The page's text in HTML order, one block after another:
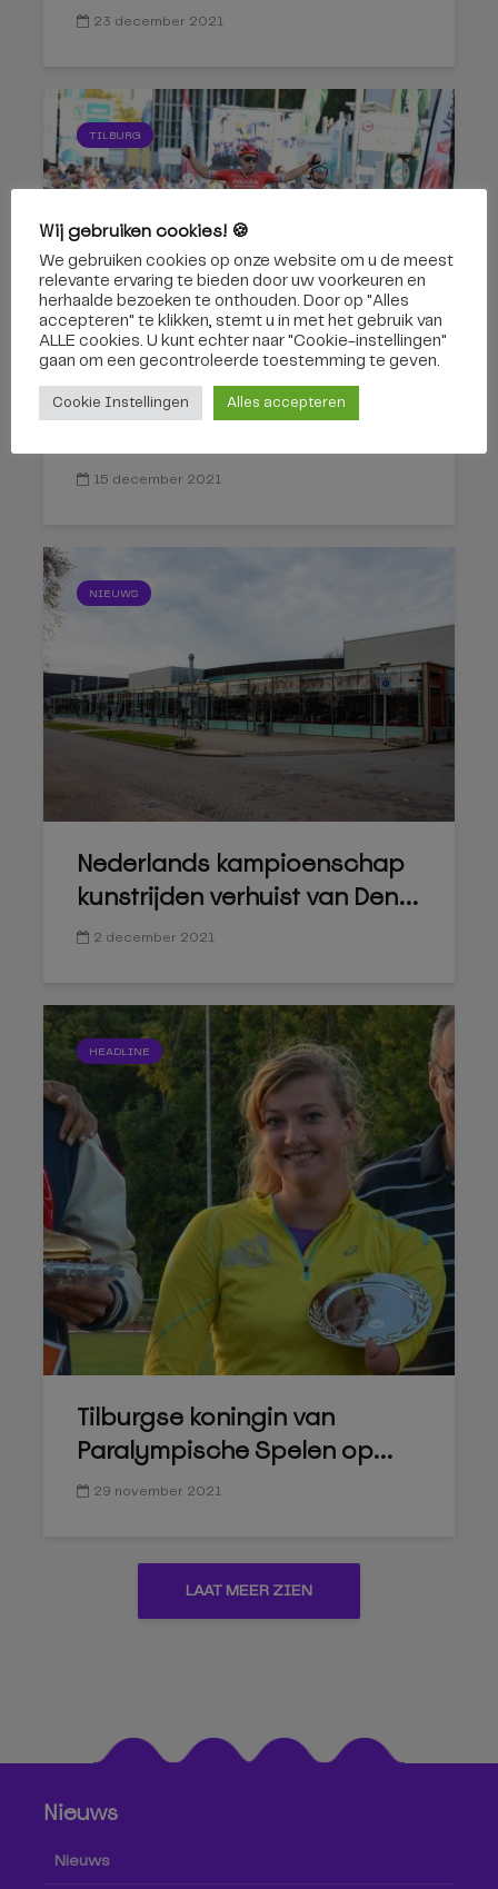
23 december 2021
TILBURG
Wielrenner Bram Welten
15 december 2021
NIEUWS
Nederlands kampioenschap
kunstrijden verhuist van Den...
2 december 2021
HEADLINE
Tilburgse koningin van
Paralympische Spelen op...
29 november 2021
LAAT MEER ZIEN
Nieuws
Nieuws
Wij gebruiken cookies! 🍪
We gebruiken cookies op onze website om u de meest
relevante ervaring te bieden door uw voorkeuren en
herhaalde bezoeken te onthouden. Door op "Alles
accepteren" te klikken, stemt u in met het gebruik van
ALLE cookies. U kunt echter naar "Cookie-instellingen"
gaan om een ​​gecontroleerde toestemming te geven.
Cookie Instellingen Alles accepteren